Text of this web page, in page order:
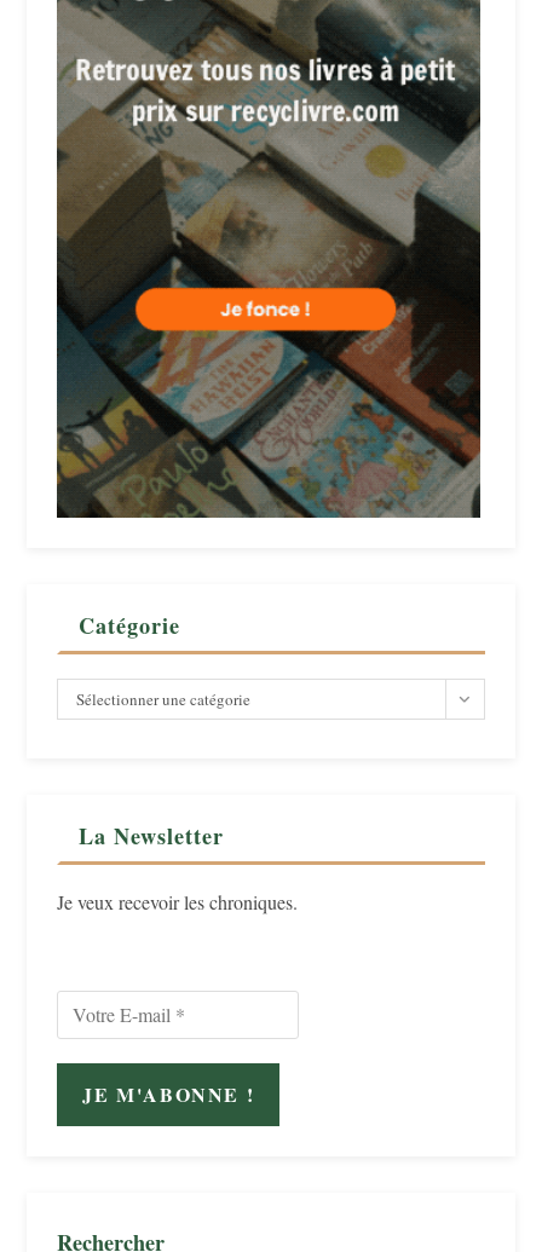
Catégorie
Catégorie
Sélectionner une catégorie
La Newsletter
Je veux recevoir les chroniques.
Rechercher